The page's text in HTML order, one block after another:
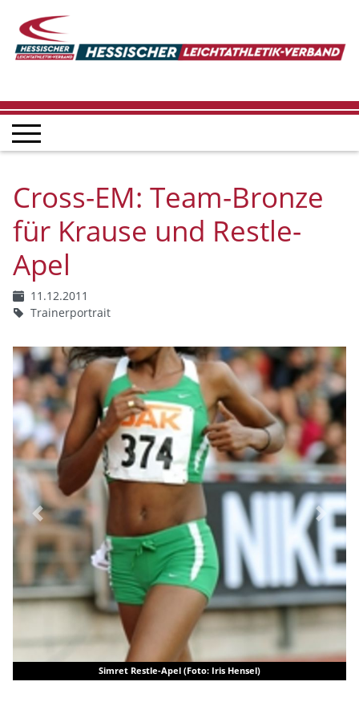
Cross-EM: Team-Bronze
für Krause und Restle-
Apel
11.12.2011
Trainerportrait
Simret Restle-Apel (Foto: Iris Hensel)
Previous Next